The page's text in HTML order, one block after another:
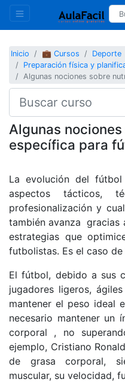
Inicio 💼 Cursos Deporte
Preparación física y
Algunas nociones sobre
Algunas
específica para
La evolución del
aspectos tácticos,
profesionalización y
también avanza gracias
estrategias que
futbolistas. Es el caso
El fútbol, debido a sus
jugadores ligeros,
mantener el peso ideal
necesario mantener un
corporal , no
ejemplo, Cristiano
de grasa corporal,
muscular, su velocidad,